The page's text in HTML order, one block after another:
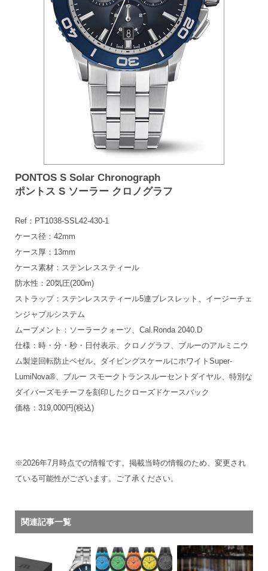
PONTOS S Solar Chronograph
ポントス S ソーラー クロノグラフ
Ref：PT1038-SSL42-430-1
ケース径：42mm
ケース厚：13mm
ケース素材：ステンレススティール
防水性：20気圧(200m)
ストラップ：ステンレススティール5連ブレスレット、イージーチェ
ンジャブルシステム
ムーブメント：ソーラークォーツ、Cal.Ronda 2040.D
仕様：時・分・秒・日付表示、クロノグラフ、ブルーのアルミニウ
ム製逆回転防止ベゼル、ダイビングスケールにホワイトSuper-
LumiNova®、ブルー スモークトランスルーセントダイヤル、特別な
ダイバーズモチーフを刻印したクローズドケースバック
価格：319,000円(税込)
※2026年7月時点での情報です。掲載当時の情報のため、変更され
ている可能性がございます。ご了承ください。
関連記事一覧